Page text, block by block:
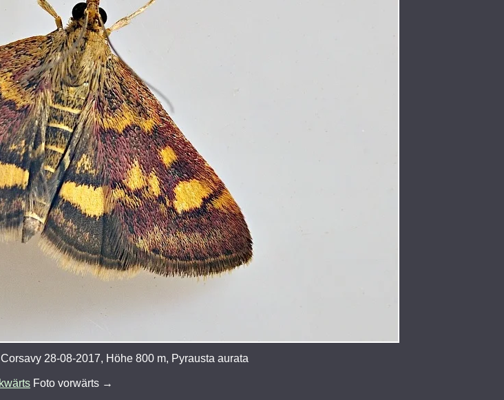
28-08-2017, Höhe 800 m, Pyrausta aurata
Foto vorwärts →